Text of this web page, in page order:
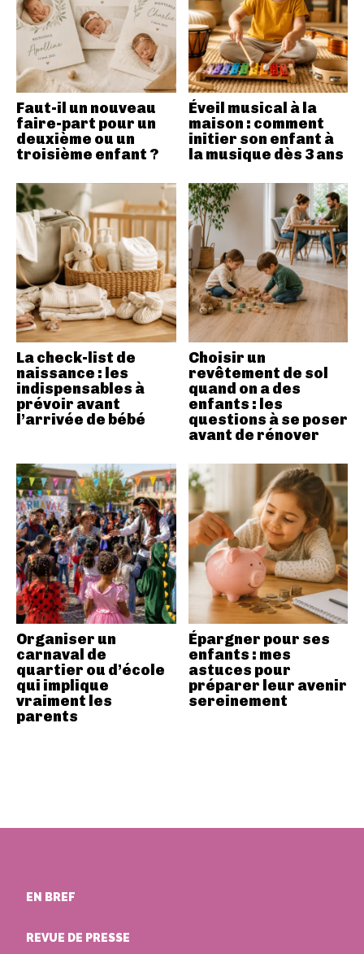
Faut-il un nouveau
faire-part pour un
deuxième ou un
troisième enfant ?
Éveil musical à la
maison : comment
initier son enfant à
la musique dès 3 ans
La check-list de
naissance : les
indispensables à
prévoir avant
l’arrivée de bébé
Choisir un
revêtement de sol
quand on a des
enfants : les
questions à se poser
avant de rénover
Organiser un
carnaval de
quartier ou d’école
qui implique
vraiment les
parents
Épargner pour ses
enfants : mes
astuces pour
préparer leur avenir
sereinement
EN BREF
REVUE DE PRESSE